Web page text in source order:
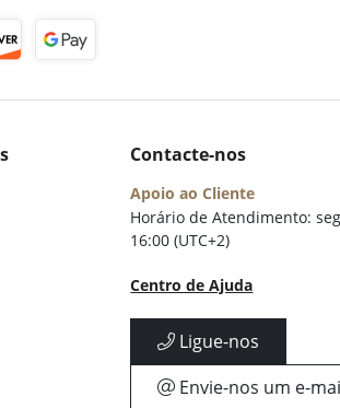
Contacte-nos
Apoio ao Cliente
Horário de Atendimento:
16:00 (UTC+2)
Centro de Ajuda
Ligue-nos
Envie-nos um e-